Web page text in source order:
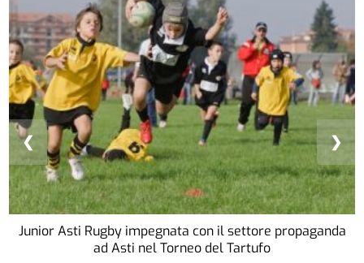
Junior Asti Rugby impegnata con il settore propaganda
ad Asti nel Torneo del Tartufo
❮ ❯